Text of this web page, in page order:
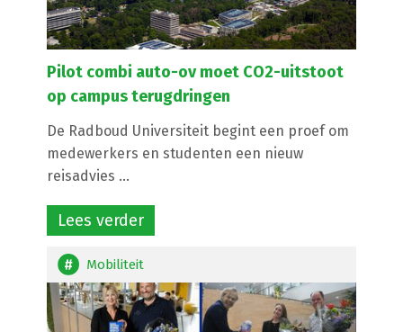
Pilot combi auto-ov moet CO2-uitstoot
op campus terugdringen
De Radboud Universiteit begint een proef om
medewerkers en studenten een nieuw
reisadvies ...
Lees verder
Mobiliteit